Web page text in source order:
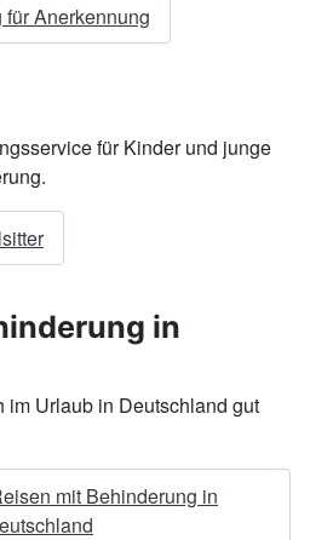
Anerkennung
für Kinder und junge
in
im Urlaub in Deutschland gut
mit Behinderung in